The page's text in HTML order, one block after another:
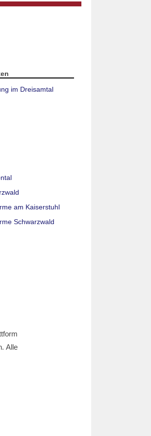
im Dreisamtal
am Kaiserstuhl
Schwarzwald
Alle